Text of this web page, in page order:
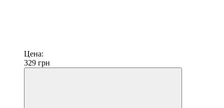
Цена:
329 грн